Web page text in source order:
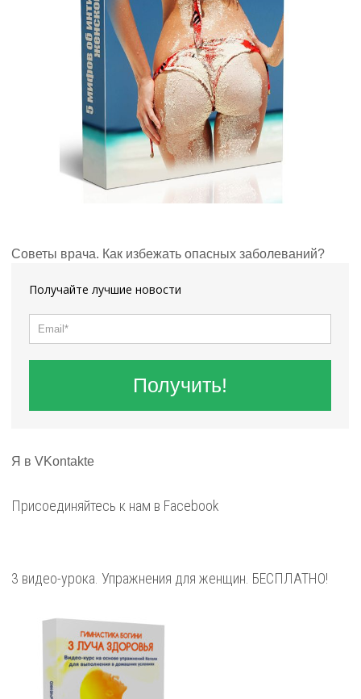
Советы врача. Как избежать опасных заболеваний?
Получайте лучшие новости
Получить!
Я в VKontakte
Присоединяйтесь к нам в Facebook
3 видео-урока. Упражнения для женщин. БЕСПЛАТНО!